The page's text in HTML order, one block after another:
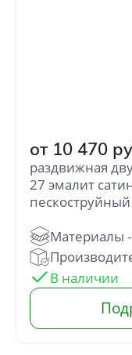
от 10 470
раздвижная
27 эмалит
Нажимая
соглашаетесь